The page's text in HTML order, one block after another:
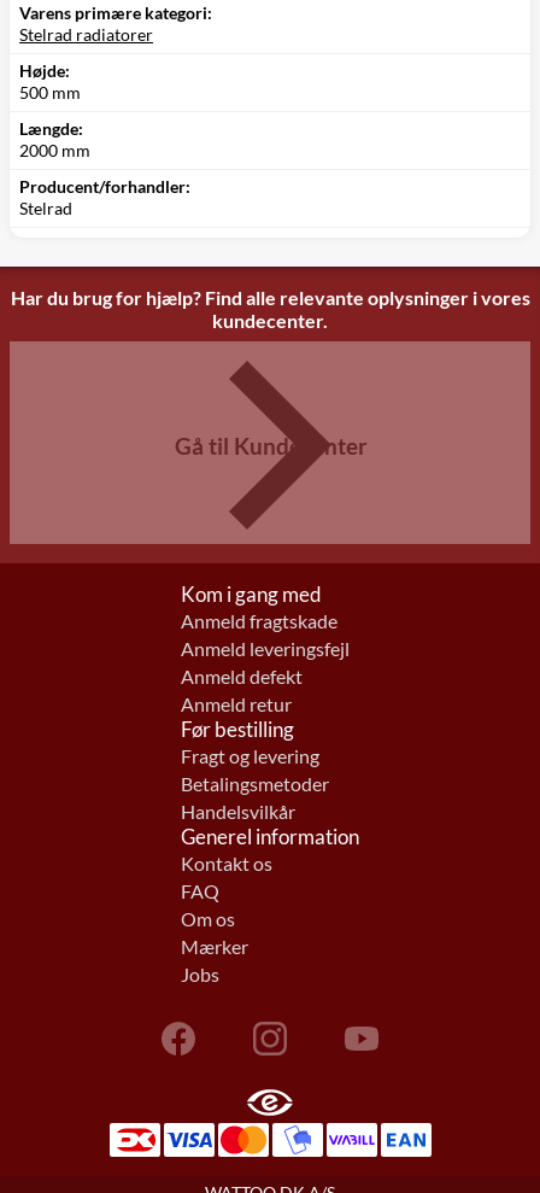
Varens primære kategori:
Stelrad radiatorer
Højde:
500 mm
Længde:
2000 mm
Producent/forhandler:
Stelrad
Har du brug for hjælp? Find alle relevante oplysninger i vores
kundecenter.
Gå til Kundecenter
Kom i gang med
Anmeld fragtskade
Anmeld leveringsfejl
Anmeld defekt
Anmeld retur
Før bestilling
Fragt og levering
Betalingsmetoder
Handelsvilkår
Generel information
Kontakt os
FAQ
Om os
Mærker
Jobs